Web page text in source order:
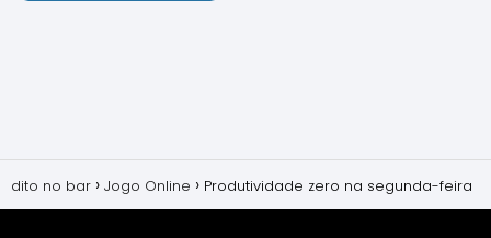
dito no bar Jogo Online Produtividade zero na segunda-feira